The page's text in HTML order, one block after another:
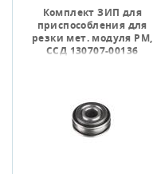
Комплект ЗИП для
приспособления для
резки мет. модуля РМ,
ССД 130707-00136